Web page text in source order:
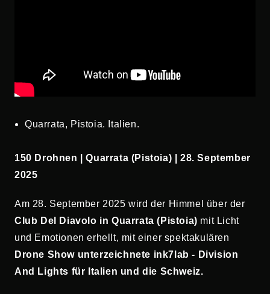
Quarrata, Pistoia. Italien.
150 Drohnen | Quarrata (Pistoia) | 28. September
2025
Am 28. September 2025 wird der Himmel über der
Club Del Diavolo in Quarrata (Pistoia) mit Licht
und Emotionen erhellt, mit einer spektakulären
Drone Show unterzeichnete ink7lab - Division
And Lights für Italien und die Schweiz.